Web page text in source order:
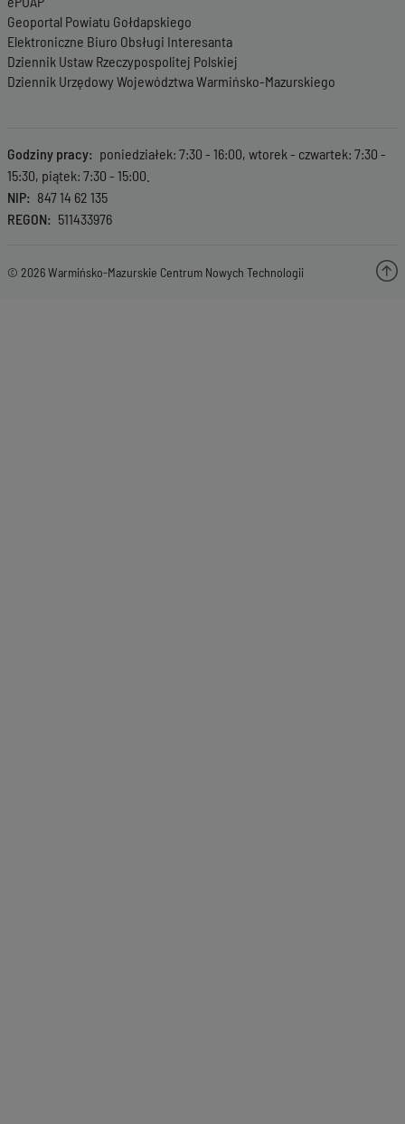
Geoportal Powiatu Gołdapskiego
Elektroniczne Biuro Obsługi Interesanta
Dziennik Ustaw Rzeczypospolitej Polskiej
Dziennik Urzędowy Województwa Warmińsko-Mazurskiego
Godziny pracy
poniedziałek: 7:30 - 16:00, wtorek - czwartek: 7:30 -
15:30, piątek: 7:30 - 15:00.
NIP
847 14 62 135
REGON
511433976
© 2026 Warmińsko-Mazurskie Centrum Nowych Technologii